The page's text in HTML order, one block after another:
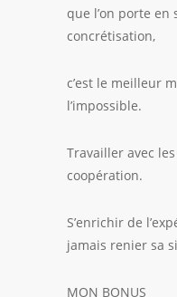
que l’on porte en
concrétisation,
c’est le meilleur
l’impossible.
Travailler avec
coopération.
S’enrichir de
jamais renier sa
MON BONUS